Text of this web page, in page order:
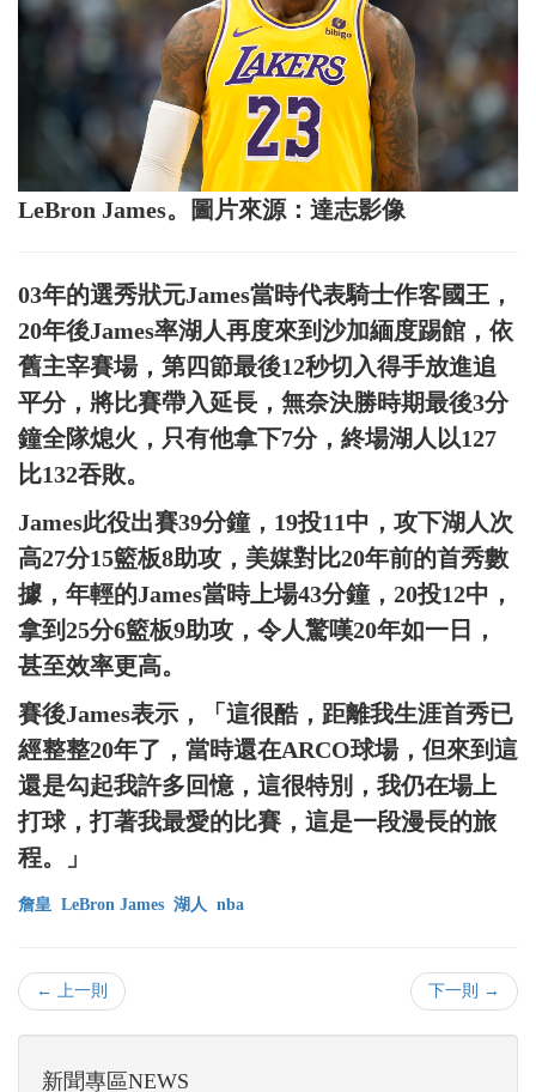
LeBron James。圖片來源：達志影像
03年的選秀狀元James當時代表騎士作客國王，
20年後James率湖人再度來到沙加緬度踢館，依
舊主宰賽場，第四節最後12秒切入得手放進追
平分，將比賽帶入延長，無奈決勝時期最後3分
鐘全隊熄火，只有他拿下7分，終場湖人以127
比132吞敗。
James此役出賽39分鐘，19投11中，攻下湖人次
高27分15籃板8助攻，美媒對比20年前的首秀數
據，年輕的James當時上場43分鐘，20投12中，
拿到25分6籃板9助攻，令人驚嘆20年如一日，
甚至效率更高。
賽後James表示，「這很酷，距離我生涯首秀已
經整整20年了，當時還在ARCO球場，但來到這
還是勾起我許多回憶，這很特別，我仍在場上
打球，打著我最愛的比賽，這是一段漫長的旅
程。」
詹皇 LeBron James 湖人 nba
← 上一則 下一則 →
新聞專區NEWS